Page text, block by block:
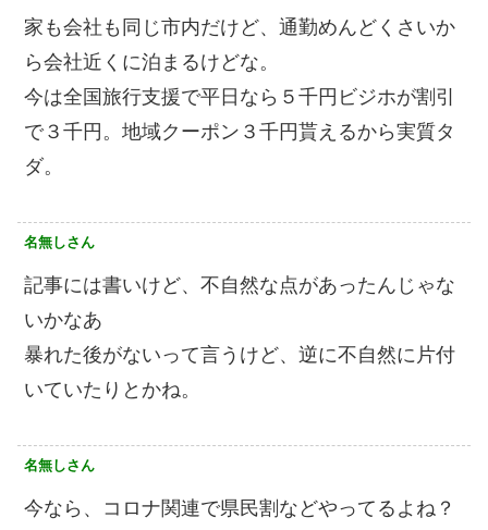
家も会社も同じ市内だけど、通勤めんどくさいか
ら会社近くに泊まるけどな。
今は全国旅行支援で平日なら５千円ビジホが割引
で３千円。地域クーポン３千円貰えるから実質タ
ダ。
名無しさん
記事には書いけど、不自然な点があったんじゃな
いかなあ
暴れた後がないって言うけど、逆に不自然に片付
いていたりとかね。
名無しさん
今なら、コロナ関連で県民割などやってるよね？